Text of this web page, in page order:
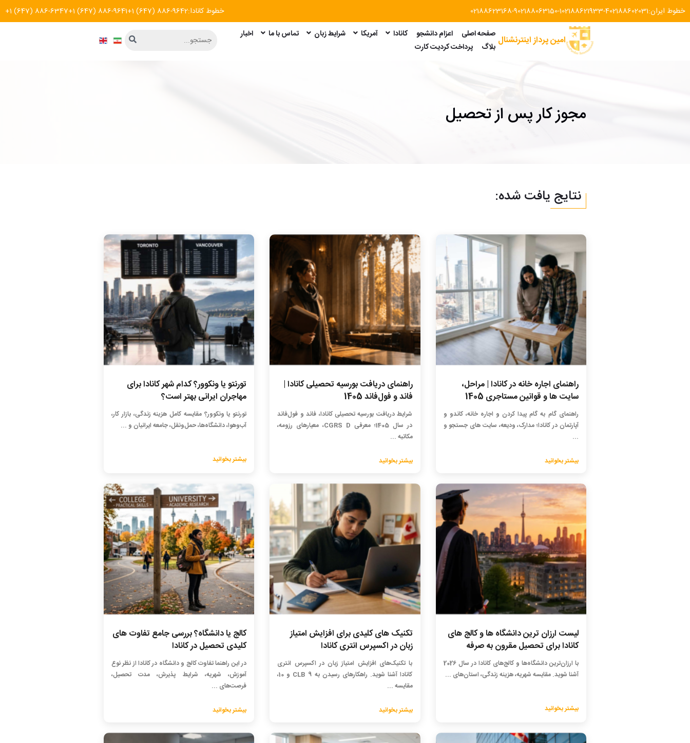
خطوط ایران: 02188623168-902188063150-102188621933-402188602031 خطوط کانادا: +1 (647) 886-6347+1 (647) 886-9641+1 (647) 886-9642
امین پرداز اینترنشنال صفحه اصلی اعزام دانشجو کانادا آمریکا شرایط زبان تماس با ما
اخبار
بلاگ
پرداخت کردیت کارت
مجوز کار پس از تحصیل
نتایج یافت شده:
راهنمای اجاره خانه در کانادا | مراحل،
سایت ها و قوانین مستاجری 1405
راهنمای گام به گام پیدا کردن و اجاره خانه، کاندو و
آپارتمان در کانادا؛ مدارک، ودیعه، سایت های جستجو و
...
بیشتر بخوانید
راهنمای دریافت بورسیه تحصیلی کانادا |
فاند و فول‌فاند 1405
شرایط دریافت بورسیه تحصیلی کانادا، فاند و فول‌فاند
در سال 1405؛ معرفی CGRS D، معیارهای رزومه،
مکاتبه ...
بیشتر بخوانید
تورنتو یا ونکوور؟ کدام شهر کانادا برای
مهاجران ایرانی بهتر است؟
تورنتو یا ونکوور؟ مقایسه کامل هزینه زندگی، بازار کار،
آب‌وهوا، دانشگاه‌ها، حمل‌ونقل، جامعه ایرانیان و ...
بیشتر بخوانید
لیست ارزان ترین دانشگاه ها و کالج های
کانادا برای تحصیل مقرون به صرفه
با ارزان‌ترین دانشگاه‌ها و کالج‌های کانادا در سال 2026
آشنا شوید. مقایسه شهریه، هزینه زندگی، استان‌های ...
بیشتر بخوانید
تکنیک های کلیدی برای افزایش امتیاز
زبان در اکسپرس انتری کانادا
با تکنیک‌های افزایش امتیاز زبان در اکسپرس انتری
کانادا آشنا شوید. راهکارهای رسیدن به CLB 9 و 10،
مقایسه ...
بیشتر بخوانید
کالج یا دانشگاه؟ بررسی جامع تفاوت های
کلیدی تحصیل در کانادا
در این راهنما تفاوت کالج و دانشگاه در کانادا از نظر نوع
آموزش، شهریه، شرایط پذیرش، مدت تحصیل،
فرصت‌های ...
بیشتر بخوانید